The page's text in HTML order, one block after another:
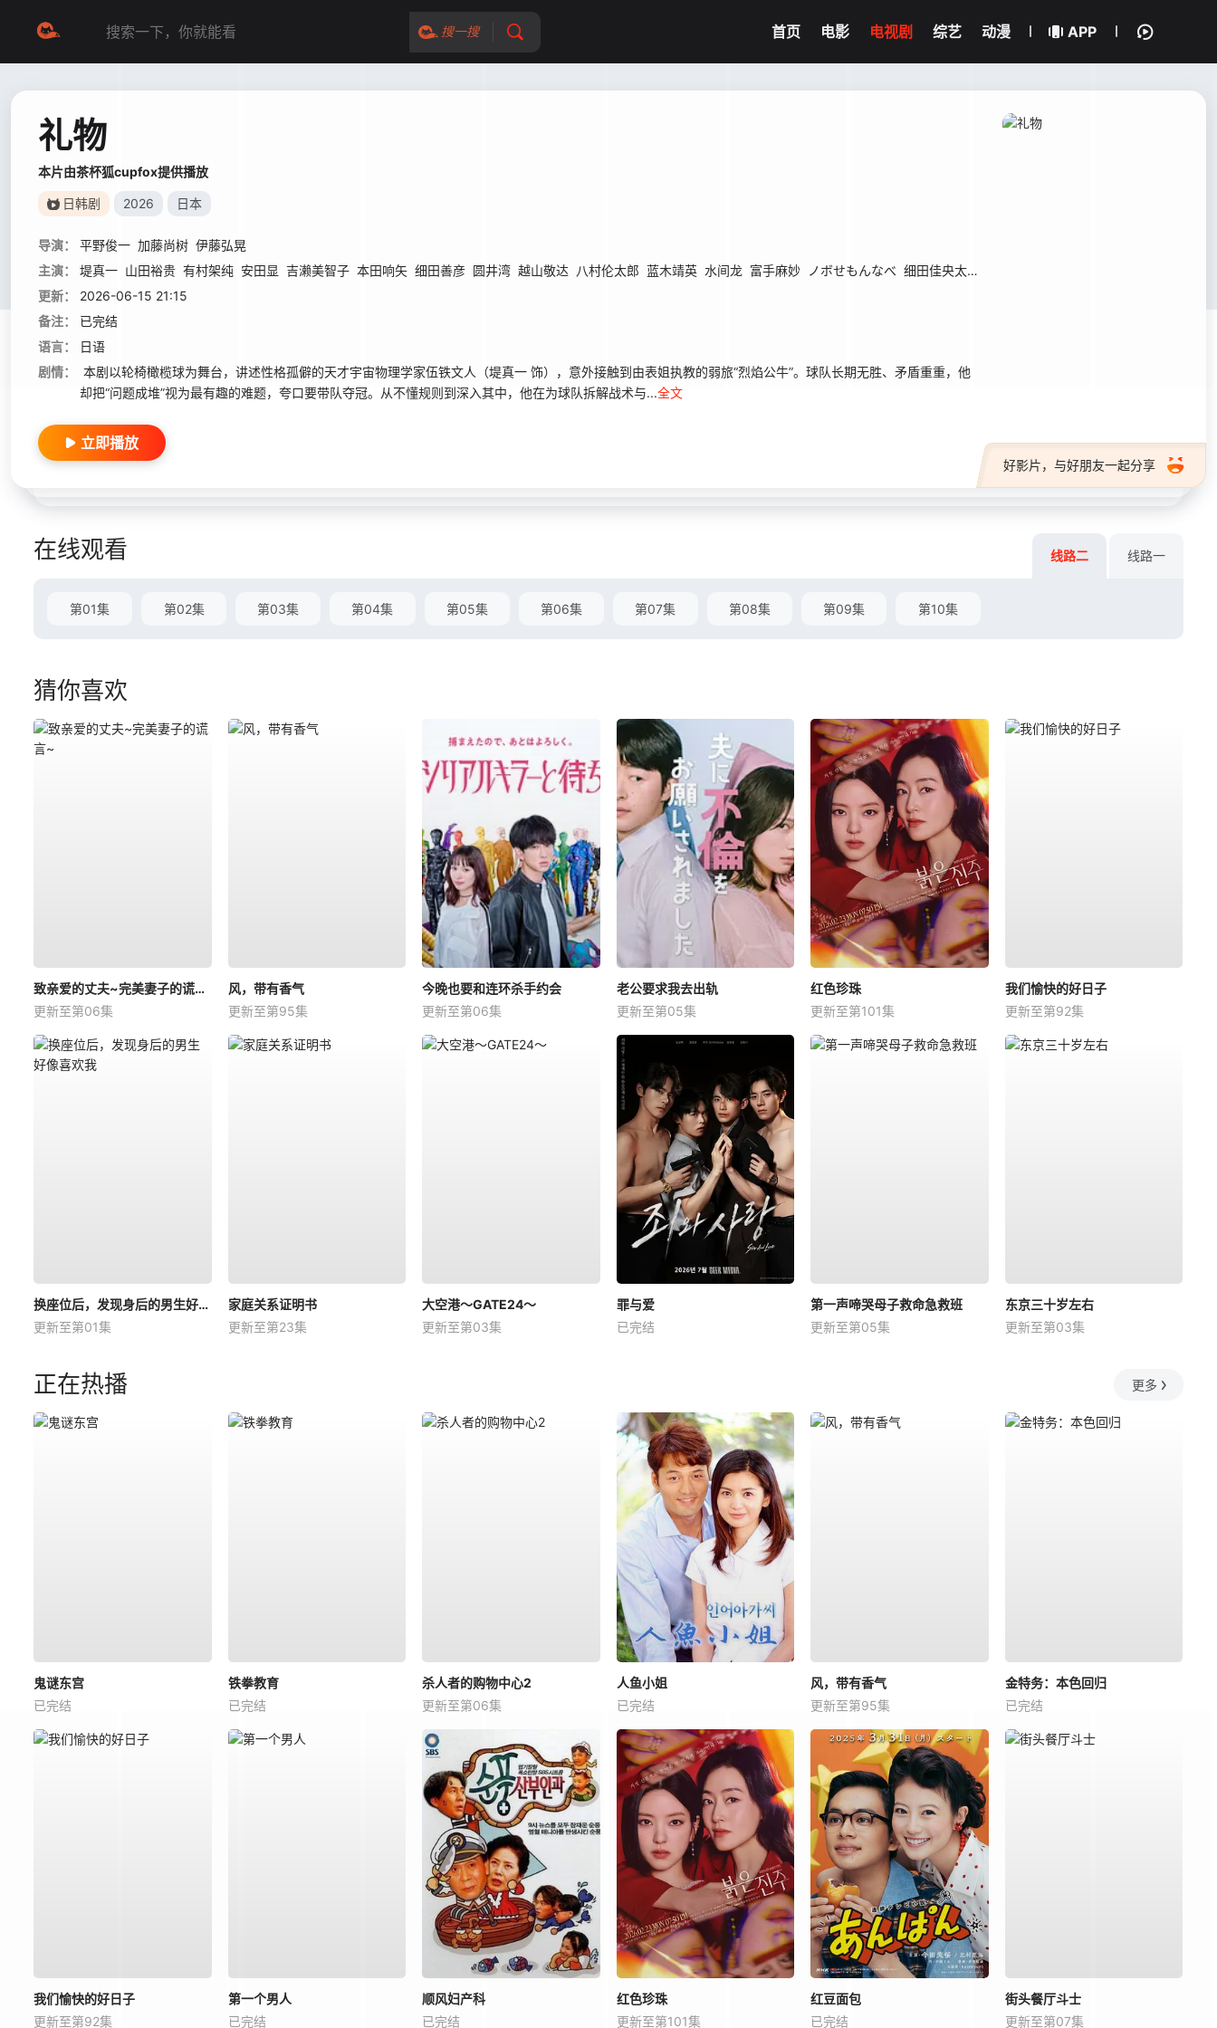
搜一搜 首页 电影 电视剧 综艺 动漫 APP
礼物
本片由茶杯狐cupfox提供播放
日韩剧 2026 日本
导演： 平野俊一 加藤尚树 伊藤弘晃
主演：
堤真一 山田裕贵 有村架纯 安田显 吉濑美智子 本田响矢 细田善彦 圆井湾 越山敬达 八村伦太郎 蓝木靖英 水间龙 富手麻妙 ノボせもんなべ 细田佳央太 真飞圣
更新：
2026-06-15 21:15
备注：
已完结
语言：
日语
剧情：
本剧以轮椅橄榄球为舞台，讲述性格孤僻的天才宇宙物理学家伍铁文人（堤真一 饰），意外接触到由表姐执教的弱旅“烈焰公牛”。球队长期无胜、矛盾重重，他
却把“问题成堆”视为最有趣的难题，夸口要带队夺冠。从不懂规则到深入其中，他在为球队拆解战术与...全文
好影片，与好朋友一起分享
立即播放
在线观看 线路二 线路一
第01集 第02集 第03集 第04集 第05集 第06集 第07集 第08集 第09集 第10集
猜你喜欢
致亲爱的丈夫~完美妻子的谎言~
更新至第06集
风，带有香气
更新至第95集
今晚也要和连环杀手约会
更新至第06集
老公要求我去出轨
更新至第05集
红色珍珠
更新至第101集
我们愉快的好日子
更新至第92集
换座位后，发现身后的男生好像喜欢我
更新至第01集
家庭关系证明书
更新至第23集
大空港～GATE24～
更新至第03集
罪与爱
已完结
第一声啼哭母子救命急救班
更新至第05集
东京三十岁左右
更新至第03集
正在热播 更多
鬼谜东宫
已完结
铁拳教育
已完结
杀人者的购物中心2
更新至第06集
人鱼小姐
已完结
风，带有香气
更新至第95集
金特务：本色回归
已完结
我们愉快的好日子
更新至第92集
第一个男人
已完结
顺风妇产科
已完结
红色珍珠
更新至第101集
红豆面包
已完结
街头餐厅斗士
更新至第07集